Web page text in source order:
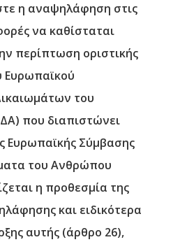
η αναψηλάφηση στις
να καθίσταται
περίπτωση οριστικής
του
που διαπιστώνει
Ευρωπαϊκής Σύμβασης
του Ανθρώπου
η προθεσμία της
και ειδικότερα
αυτής (άρθρο 26),